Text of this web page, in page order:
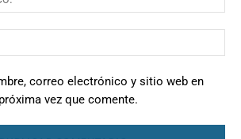
correo electrónico y sitio web en
vez que comente.